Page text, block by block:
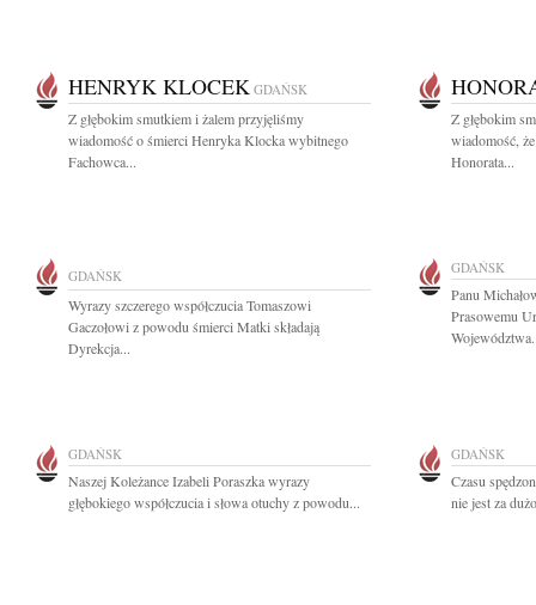
HENRYK KLOCEK GDAŃSK
Z głębokim smutkiem i żalem przyjęliśmy
wiadomość o śmierci Henryka Klocka wybitnego
Fachowca...
Z głębokim
wiadomość,
Honorata...
GDAŃSK
Wyrazy szczerego współczucia Tomaszowi
Gaczołowi z powodu śmierci Matki składają
Dyrekcja...
GDAŃSK
Panu
Prasowemu
GDAŃSK
Naszej Koleżance Izabeli Poraszka wyrazy
głębokiego współczucia i słowa otuchy z powodu...
GDAŃSK
Czasu
nie jest za